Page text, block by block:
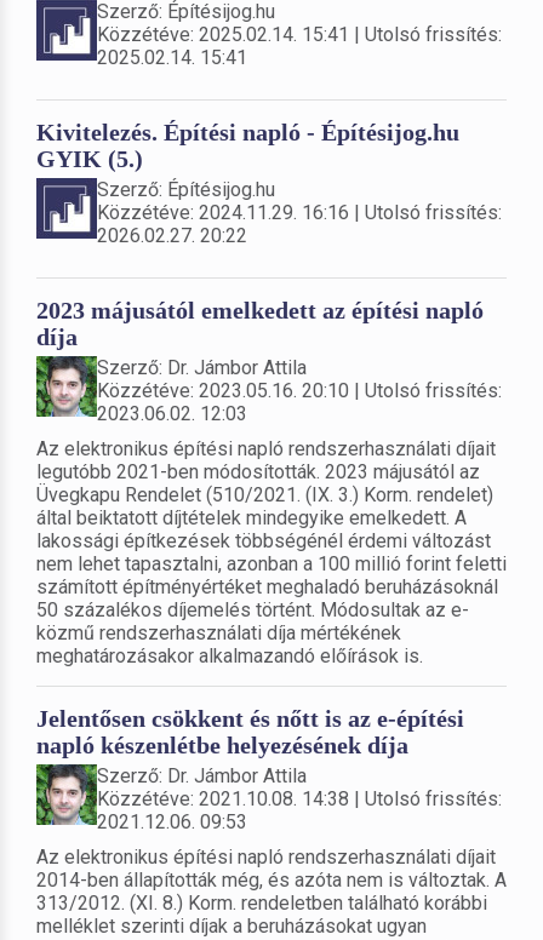
Szerző: Építésijog.hu
Közzétéve: 2025.02.14. 15:41 | Utolsó frissítés:
2025.02.14. 15:41
Kivitelezés. Építési napló - Építésijog.hu
GYIK (5.)
Szerző: Építésijog.hu
Közzétéve: 2024.11.29. 16:16 | Utolsó frissítés:
2026.02.27. 20:22
2023 májusától emelkedett az építési napló
díja
Szerző: Dr. Jámbor Attila
Közzétéve: 2023.05.16. 20:10 | Utolsó frissítés:
2023.06.02. 12:03
Az elektronikus építési napló rendszerhasználati díjait
legutóbb 2021-ben módosították. 2023 májusától az
Üvegkapu Rendelet (510/2021. (IX. 3.) Korm. rendelet)
által beiktatott díjtételek mindegyike emelkedett. A
lakossági építkezések többségénél érdemi változást
nem lehet tapasztalni, azonban a 100 millió forint feletti
számított építményértéket meghaladó beruházásoknál
50 százalékos díjemelés történt. Módosultak az e-
közmű rendszerhasználati díja mértékének
meghatározásakor alkalmazandó előírások is.
Jelentősen csökkent és nőtt is az e-építési
napló készenlétbe helyezésének díja
Szerző: Dr. Jámbor Attila
Közzétéve: 2021.10.08. 14:38 | Utolsó frissítés:
2021.12.06. 09:53
Az elektronikus építési napló rendszerhasználati díjait
2014-ben állapították még, és azóta nem is változtak. A
313/2012. (XI. 8.) Korm. rendeletben található korábbi
melléklet szerinti díjak a beruházásokat ugyan